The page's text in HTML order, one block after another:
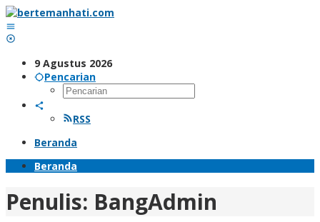
Lewati
ke
konten
9 Agustus 2026
Pencarian
RSS
Beranda
Beranda
Penulis: BangAdmin